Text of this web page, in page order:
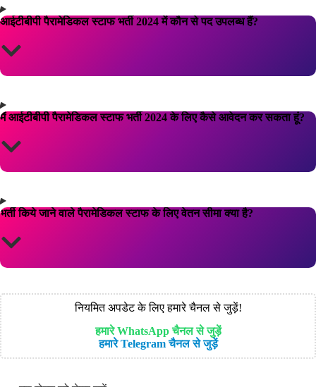
आईटीबीपी पैरामेडिकल स्टाफ भर्ती 2024 में कौन से पद उपलब्ध हैं?
मैं आईटीबीपी पैरामेडिकल स्टाफ भर्ती 2024 के लिए कैसे आवेदन कर सकता हूं?
भर्ती किये जाने वाले पैरामेडिकल स्टाफ के लिए वेतन सीमा क्या है?
नियमित अपडेट के लिए हमारे चैनल से जुड़ें!
हमारे WhatsApp चैनल से जुड़ें
हमारे Telegram चैनल से जुड़ें